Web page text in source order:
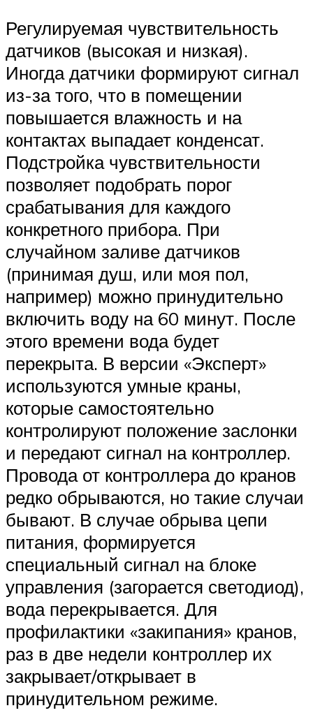
Регулируемая чувствительность
датчиков (высокая и низкая).
Иногда датчики формируют сигнал
из-за того, что в помещении
повышается влажность и на
контактах выпадает конденсат.
Подстройка чувствительности
позволяет подобрать порог
срабатывания для каждого
конкретного прибора. При
случайном заливе датчиков
(принимая душ, или моя пол,
например) можно принудительно
включить воду на 60 минут. После
этого времени вода будет
перекрыта. В версии «Эксперт»
используются умные краны,
которые самостоятельно
контролируют положение заслонки
и передают сигнал на контроллер.
Провода от контроллера до кранов
редко обрываются, но такие случаи
бывают. В случае обрыва цепи
питания, формируется
специальный сигнал на блоке
управления (загорается светодиод),
вода перекрывается. Для
профилактики «закипания» кранов,
раз в две недели контроллер их
закрывает/открывает в
принудительном режиме.